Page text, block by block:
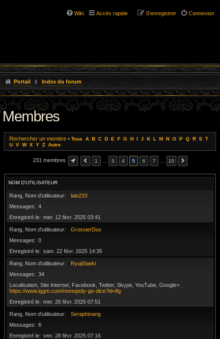
Wiki Accès rapide Connexion
S’enregistrer
Portail Index du forum
Membres
Rechercher un membre • Tous A B C D E F G H I J K L M N O P Q R S T
U V W X Y Z Autre
231 membres 1 3 4 5 6 7 10
NOM D’UTILISATEUR
Rang, Nom d’utilisateur
lalo233
Messages
4
Enregistré le
mer. 12 févr. 2025 03:41
Rang, Nom d’utilisateur
GrossierDuc
Messages
0
Enregistré le
sam. 22 févr. 2025 14:35
Rang, Nom d’utilisateur
RyujiSaeki
Messages
34
Localisation, Site Internet, Facebook, Twitter, Skype, YouTube, Google+
https://www.iggm.com/monopoly-go-dice?id=lfg
Enregistré le
mer. 26 févr. 2025 07:51
Rang, Nom d’utilisateur
Seraphinang
Messages
6
Enregistré le
ven. 28 févr. 2025 07:16